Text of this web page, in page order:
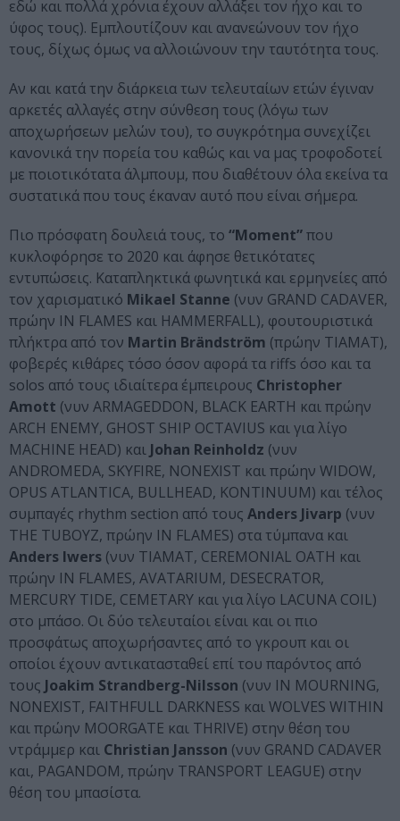
εδώ και πολλά χρόνια έχουν αλλάξει τον ήχο και το
ύφος τους). Εμπλουτίζουν και ανανεώνουν τον ήχο
τους, δίχως όμως να αλλοιώνουν την ταυτότητα τους.
Αν και κατά την διάρκεια των τελευταίων ετών έγιναν
αρκετές αλλαγές στην σύνθεση τους (λόγω των
αποχωρήσεων μελών του), το συγκρότημα συνεχίζει
κανονικά την πορεία του καθώς και να μας τροφοδοτεί
με ποιοτικότατα άλμπουμ, που διαθέτουν όλα εκείνα τα
συστατικά που τους έκαναν αυτό που είναι σήμερα.
Πιο πρόσφατη δουλειά τους, το “Moment”που
κυκλοφόρησε το 2020 και άφησε θετικότατες
εντυπώσεις. Καταπληκτικά φωνητικά και ερμηνείες από
τον χαρισματικό Mikael Stanne (νυν GRAND CADAVER,
πρώην IN FLAMES και HAMMERFALL), φουτουριστικά
πλήκτρα από τον Martin Brändström (πρώην TIAMAT),
φοβερές κιθάρες τόσο όσον αφορά τα riffs όσο και τα
solos από τους ιδιαίτερα έμπειρους Christopher
Amott (νυν ARMAGEDDON, BLACK EARTH και πρώην
ARCH ENEMY, GHOST SHIP OCTAVIUS και για λίγο
MACHINE HEAD) και Johan Reinholdz (νυν
ANDROMEDA, SKYFIRE, NONEXIST και πρώην WIDOW,
OPUS ATLANTICA, BULLHEAD, KONTINUUM) και τέλος
συμπαγές rhythm section από τους Anders Jivarp (νυν
THE TUBOYZ, πρώην IN FLAMES) στα τύμπανα και
Anders Iwers (νυν TIAMAT, CEREMONIAL OATH και
πρώην IN FLAMES, AVATARIUM, DESECRATOR,
MERCURY TIDE, CEMETARY και για λίγο LACUNA COIL)
στο μπάσο. Οι δύο τελευταίοι είναι και οι πιο
προσφάτως αποχωρήσαντες από το γκρουπ και οι
οποίοι έχουν αντικατασταθεί επί του παρόντος από
τους Joakim Strandberg-Nilsson (νυν IN MOURNING,
NONEXIST, FAITHFULL DARKNESS και WOLVES WITHIN
και πρώην MOORGATE και THRIVE) στην θέση του
ντράμμερ και Christian Jansson (νυν GRAND CADAVER
και, PAGANDOM, πρώην TRANSPORT LEAGUE) στην
θέση του μπασίστα.